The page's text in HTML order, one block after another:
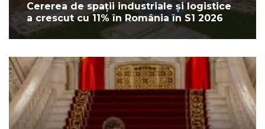
Cererea de spații industriale și logistice
a crescut cu 11% în România în S1 2026